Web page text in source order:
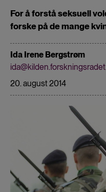
For å forstå seksuell
forske på de mange
Ida Irene Bergstrøm
20. august 2014